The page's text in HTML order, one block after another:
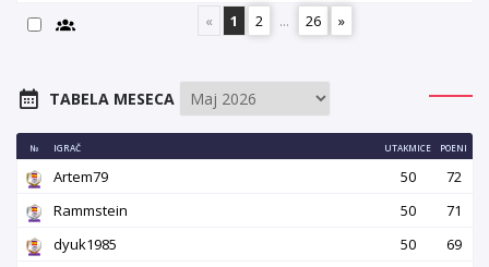
«
1 2 ... 26 »
TABELA MESECA
№ IGRAČ UTAKMICE POENI
Artem79 50
72
Rammstein
50
71
dyuk1985
50
69